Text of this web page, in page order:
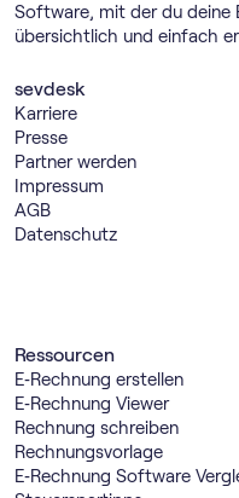
Software, mit der du deine
übersichtlich und einfach
sevdesk
Karriere
Presse
Partner werden
Impressum
AGB
Datenschutz
Ressourcen
E‑Rechnung erstellen
E‑Rechnung Viewer
Rechnung schreiben
Rechnungsvorlage
E‑Rechnung Software